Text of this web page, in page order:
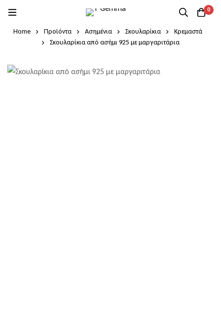
0
Home Προϊόντα Ασημένια Σκουλαρίκια
Κρεμαστά
Σκουλαρίκια από ασήμι 925 με μαργαριτάρια